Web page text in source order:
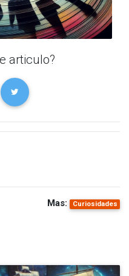
articulo?
Mas: Curiosidades